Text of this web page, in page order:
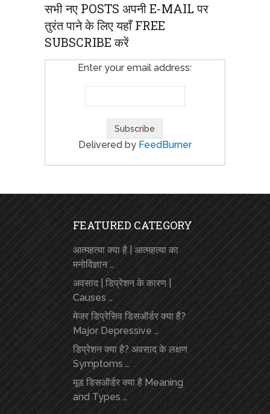
सभी नए POSTS अपनी E-MAIL पर
तुरंत पाने के लिए यहाँ FREE
SUBSCRIBE करें
Enter your email address:
Delivered by FeedBurner
FEATURED CATEGORY
आत्महत्या क्या है | आत्महत्या का
मनोविज्ञान …
अवसाद | डिप्रेशन के कारण |
Causes …
मेजर डिप्रेसिव डिसऑर्डर क्या है?
Major Depressive …
डिप्रेशन क्या है? अवसाद के लक्षण
Symptoms …
मूड डिसऑर्डर क्या है Meaning
and Types …